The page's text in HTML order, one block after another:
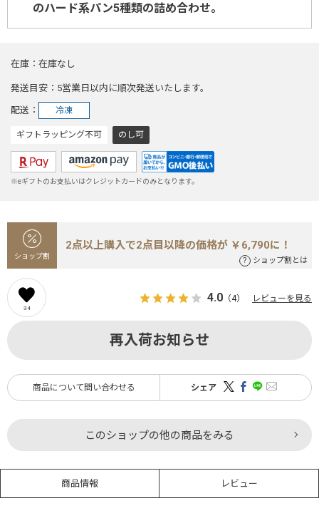
のハード系パン5種類の詰め合わせ。
在庫 在庫なし
発送目安 5営業日以内に順次発送いたします。
配送 冷凍
ギフトラッピング不可 のし可
※eギフトのお支払いはクレジットカードのみとなります。
ショップ割
2点以上購入で2点目以降の価格が ￥6,790に！
ショップ割とは
34
4.0 （4） レビューを見る
再入荷お知らせ
商品について問い合わせる シェア
このショップの他の商品をみる
商品情報 レビュー